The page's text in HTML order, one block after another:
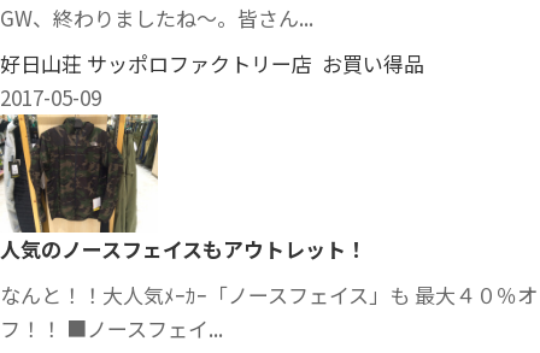
GW、終わりましたね～。皆さん...
好日山荘 サッポロファクトリー店 お買い得品
2017-05-09
人気のノースフェイスもアウトレット！
なんと！！大人気ﾒｰｶｰ「ノースフェイス」も 最大４０％オ
フ！！ ■ノースフェイ...